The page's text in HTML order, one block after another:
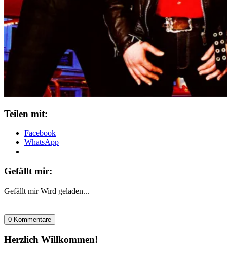
Teilen mit:
Facebook
WhatsApp
Gefällt mir:
Gefällt mir Wird geladen...
0 Kommentare
Herzlich Willkommen!